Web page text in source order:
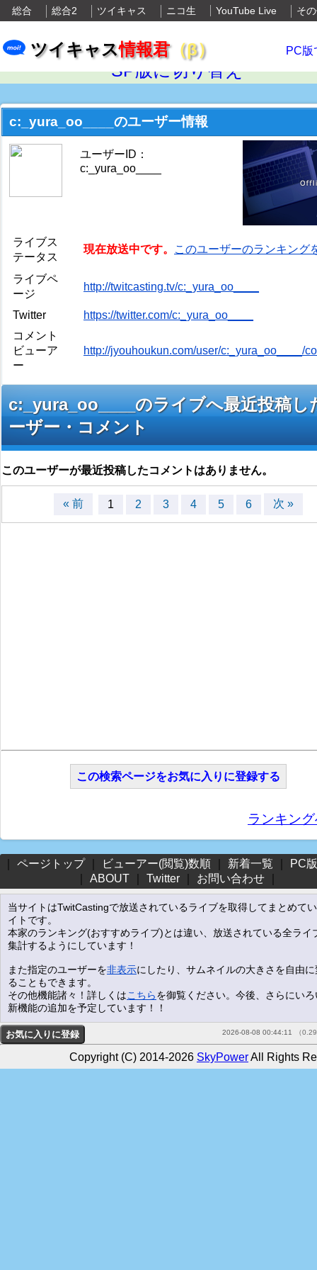
総合 総合2 ツイキャス ニコ生 YouTube Live そ
ツイキャス情報君（β） PC版
SP版に切り替え
c:_yura_oo____のユーザー情報
ユーザーID：
c:_yura_oo____
ライブス
テータス
現在放送中です。 このユーザーのランキング
ライブペ
ージ
http://twitcasting.tv/c:_yura_oo____
Twitter
https://twitter.com/c:_yura_oo____
コメント
ビューア
ー
http://jyouhoukun.com/user/c:_yura_oo____/
c:_yura_oo____のライブへ最近投稿し
ーザー・コメント
このユーザーが最近投稿したコメントはありません。
« 前 1 2 3 4 5 6 次 »
この検索ページをお気に入りに登録する
ランキン
ページトップ｜ ビューアー(閲覧)数順｜ 新着一覧
PC
ABOUT｜ Twitter｜ お問い合わせ｜
当サイトはTwitCastingで放送されているライブを取得してまとめて
イトです。
本家のランキング(おすすめライブ)とは違い、放送されている全ライ
集計するようにしています！
また指定のユーザーを非表示にしたり、サムネイルの大きさを自由
ることもできます。
その他機能諸々！詳しくはこちらを御覧ください。今後、さらにい
新機能の追加を予定しています！！
2026-08-08 00:44:11 （
Copyright (C) 2014-2026 SkyPowerAll Rights